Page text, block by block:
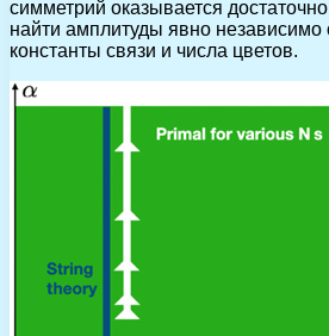
симметрий оказывается
найти амплитуды явно независимо
константы связи и числа цветов.